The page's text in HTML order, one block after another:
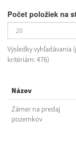
Počet položiek na
Výsledky
kritériám: 476)
Názov
Zámer na predaj
pozemkov